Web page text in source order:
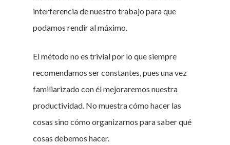
interferencia de nuestro trabajo para que
podamos rendir al máximo.
El método no es trivial por lo que siempre
recomendamos ser constantes, pues una vez
familiarizado con él mejoraremos nuestra
productividad. No muestra cómo hacer las
cosas sino cómo organizarnos para saber qué
cosas debemos hacer.